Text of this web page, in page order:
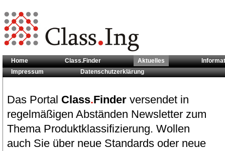
Sie sind hier:Aktuelles
Home Class.Finder Aktuelles
Impressum
Datenschutzerklärung
Das Portal Class.Finder versendet in
regelmäßigen Abständen Newsletter zum
Thema Produktklassifizierung. Wollen
auch Sie über neue Standards oder neue